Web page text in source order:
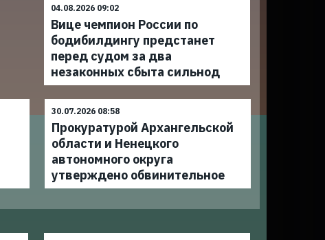
04.08.2026 09:02
Вице чемпион России по
бодибилдингу предстанет
перед судом за два
незаконных сбыта сильнод
30.07.2026 08:58
Прокуратурой Архангельской
области и Ненецкого
автономного округа
утверждено обвинительное